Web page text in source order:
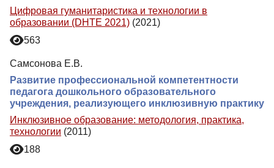
Цифровая гуманитаристика и технологии в
образовании (DHTE 2021) (2021)
563
Самсонова Е.В.
Развитие профессиональной компетентности
педагога дошкольного образовательного
учреждения, реализующего инклюзивную практику
Инклюзивное образование: методология, практика,
технологии (2011)
188